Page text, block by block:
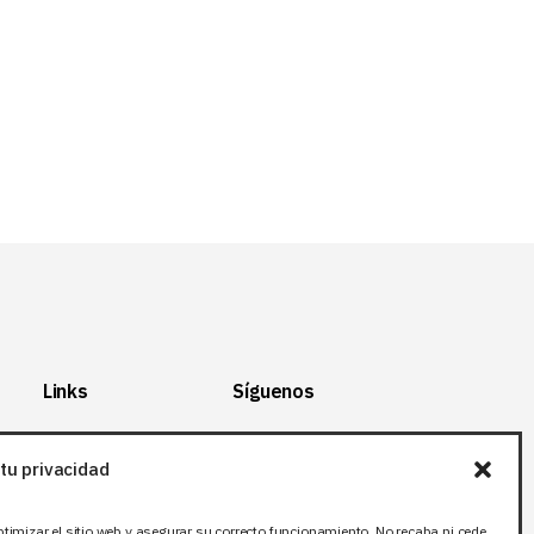
privacidad
Links
Mapa del Sitio
Aviso legal
Síguenos
Facebook